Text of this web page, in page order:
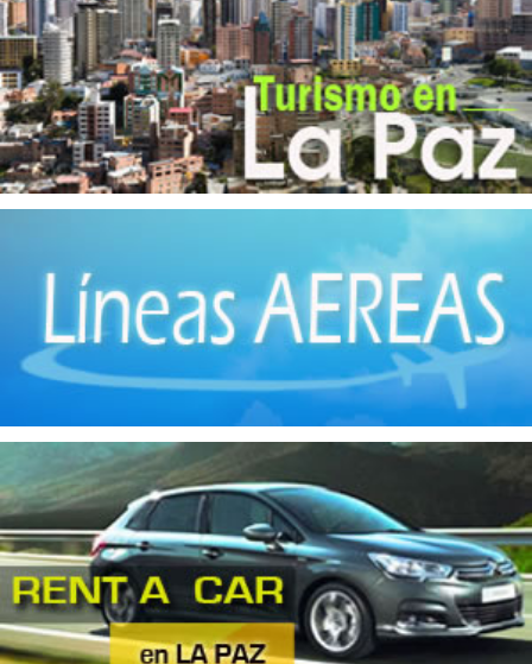
Implementos Metálicos(1)
Imprentas(14)
Industrias del Tabaco(1)
Industrias Manufactureras (3)
Instrumentos de Óptica(4)
Llantas
Maquinaria (1)
Matanza de Ganado
Metales No Ferrosos(4)
Molinos
(1)
Muebles de madera
Muebles metálicos(3)
Panaderías (2)
Pinturas(1)